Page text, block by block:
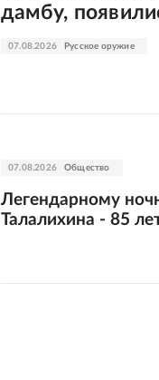
07.08.2026 Русское оружие
дамбу,
07.08.2026 Общество
Легендарному
Талалихина - 85